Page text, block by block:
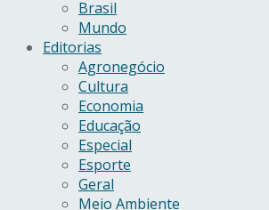
Brasil
Mundo
Editorias
Agronegócio
Cultura
Economia
Educação
Especial
Esporte
Geral
Meio Ambiente